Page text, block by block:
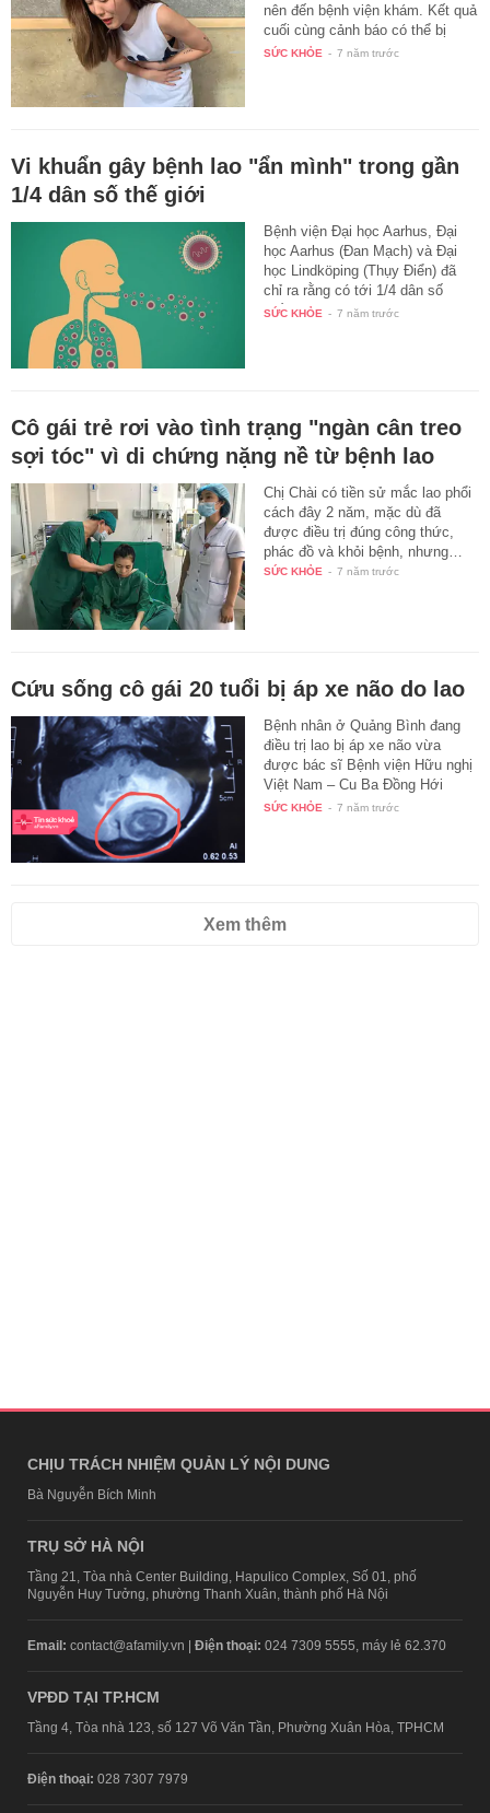
nên đến bệnh viện khám. Kết quả
cuối cùng cảnh báo có thể bị
vô…
SỨC KHỎE - 7 năm trước
Vi khuẩn gây bệnh lao "ẩn mình" trong gần
1/4 dân số thế giới
Bệnh viện Đại học Aarhus, Đại
học Aarhus (Đan Mạch) và Đại
học Lindköping (Thụy Điển) đã
chỉ ra rằng có tới 1/4 dân số
thế…
SỨC KHỎE - 7 năm trước
Cô gái trẻ rơi vào tình trạng "ngàn cân treo
sợi tóc" vì di chứng nặng nề từ bệnh lao
Chị Chài có tiền sử mắc lao phổi
cách đây 2 năm, mặc dù đã
được điều trị đúng công thức,
phác đồ và khỏi bệnh, nhưng…
SỨC KHỎE - 7 năm trước
Cứu sống cô gái 20 tuổi bị áp xe não do lao
Bệnh nhân ở Quảng Bình đang
điều trị lao bị áp xe não vừa
được bác sĩ Bệnh viện Hữu nghị
Việt Nam – Cu Ba Đồng Hới
cứu…
SỨC KHỎE - 7 năm trước
Xem thêm
CHỊU TRÁCH NHIỆM QUẢN LÝ NỘI DUNG
Bà Nguyễn Bích Minh
TRỤ SỞ HÀ NỘI
Tầng 21, Tòa nhà Center Building, Hapulico Complex, Số 01, phố
Nguyễn Huy Tưởng, phường Thanh Xuân, thành phố Hà Nội
Email: contact@afamily.vn | Điện thoại: 024 7309 5555, máy lẻ 62.370
VPĐD TẠI TP.HCM
Tầng 4, Tòa nhà 123, số 127 Võ Văn Tần, Phường Xuân Hòa, TPHCM
Điện thoại: 028 7307 7979